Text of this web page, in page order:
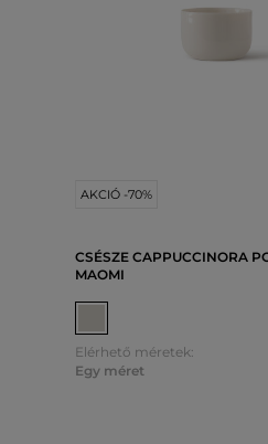
AKCIÓ -70%
CSÉSZE CAPPUCCINORA
MAOMI
Elérhető méretek:
Egy méret